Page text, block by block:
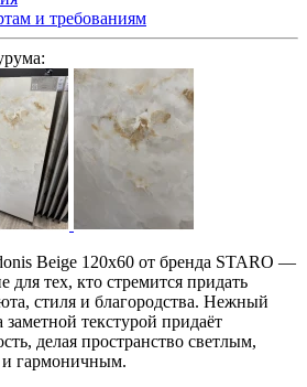
и требованиям
Beige 120x60 от бренда STARO —
для тех, кто стремится придать
стиля и благородства. Нежный
текстурой придаёт
делая пространство светлым,
и гармоничным.